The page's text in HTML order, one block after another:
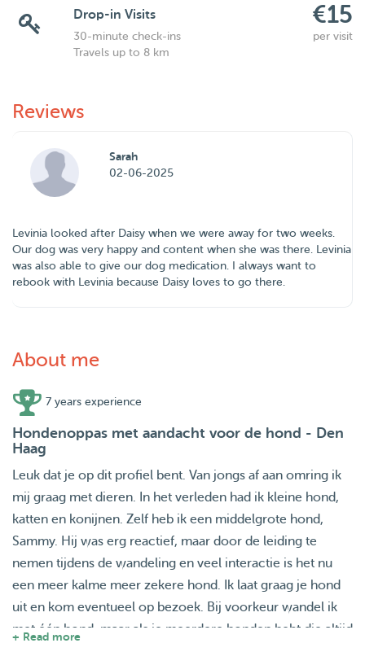
Drop-in Visits €15
30-minute check-ins
per visit
Travels up to 8 km
Reviews
Sarah
02-06-2025
Levinia looked after Daisy when we were away for two weeks.
Our dog was very happy and content when she was there. Levinia
was also able to give our dog medication. I always want to
rebook with Levinia because Daisy loves to go there.
About me
7 years experience
Hondenoppas met aandacht voor de hond - Den
Haag
Leuk dat je op dit profiel bent. Van jongs af aan omring ik
mij graag met dieren. In het verleden had ik kleine hond,
katten en konijnen. Zelf heb ik een middelgrote hond,
Sammy. Hij was erg reactief, maar door de leiding te
nemen tijdens de wandeling en veel interactie is het nu
een meer kalme meer zekere hond. Ik laat graag je hond
uit en kom eventueel op bezoek. Bij voorkeur wandel ik
met één hond, maar als je meerdere honden hebt die altijd
+ Read more